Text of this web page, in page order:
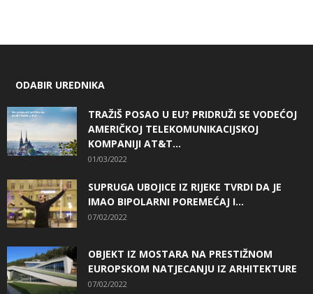
ODABIR UREDNIKA
TRAŽIŠ POSAO U EU? PRIDRUŽI SE VODEĆOJ
AMERIČKOJ TELEKOMUNIKACIJSKOJ
KOMPANIJI AT&T...
01/03/2022
SUPRUGA UBOJICE IZ RIJEKE TVRDI DA JE
IMAO BIPOLARNI POREMEĆAJ I...
07/02/2022
OBJEKT IZ MOSTARA NA PRESTIŽNOM
EUROPSKOM NATJECANJU IZ ARHITEKTURE
07/02/2022